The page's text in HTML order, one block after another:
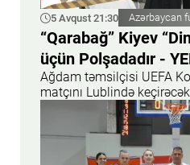
5 Avqust 21:30 Azərbaycan
“Qarabağ” Kiyev
üçün Polşadadır -
Ağdam təmsilçisi UEFA
matçını Lublində keçirəcək